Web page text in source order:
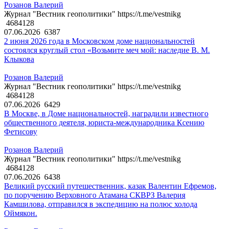
Розанов Валерий
Журнал "Вестник геополитики" https://t.me/vestnikg
4684128
07.06.2026 6387
2 июня 2026 года в Московском доме национальностей
состоялся круглый стол «Возьмите меч мой: наследие В. М.
Клыкова
Розанов Валерий
Журнал "Вестник геополитики" https://t.me/vestnikg
4684128
07.06.2026 6429
В Москве, в Доме национальностей, наградили известного
общественного деятеля, юриста-международника Ксению
Фетисову
Розанов Валерий
Журнал "Вестник геополитики" https://t.me/vestnikg
4684128
07.06.2026 6438
Великий русский путешественник, казак Валентин Ефремов,
по поручению Верховного Атамана СКВРЗ Валерия
Камшилова, отправился в экспедицию на полюс холода
Оймякон.